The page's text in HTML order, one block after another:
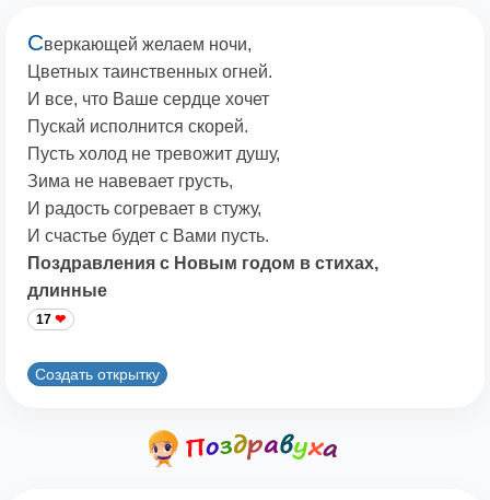
Сверкающей желаем ночи,
Цветных таинственных огней.
И все, что Ваше сердце хочет
Пускай исполнится скорей.
Пусть холод не тревожит душу,
Зима не навевает грусть,
И радость согревает в стужу,
И счастье будет с Вами пусть.
Поздравления с Новым годом в стихах,
длинные
17
Создать открытку